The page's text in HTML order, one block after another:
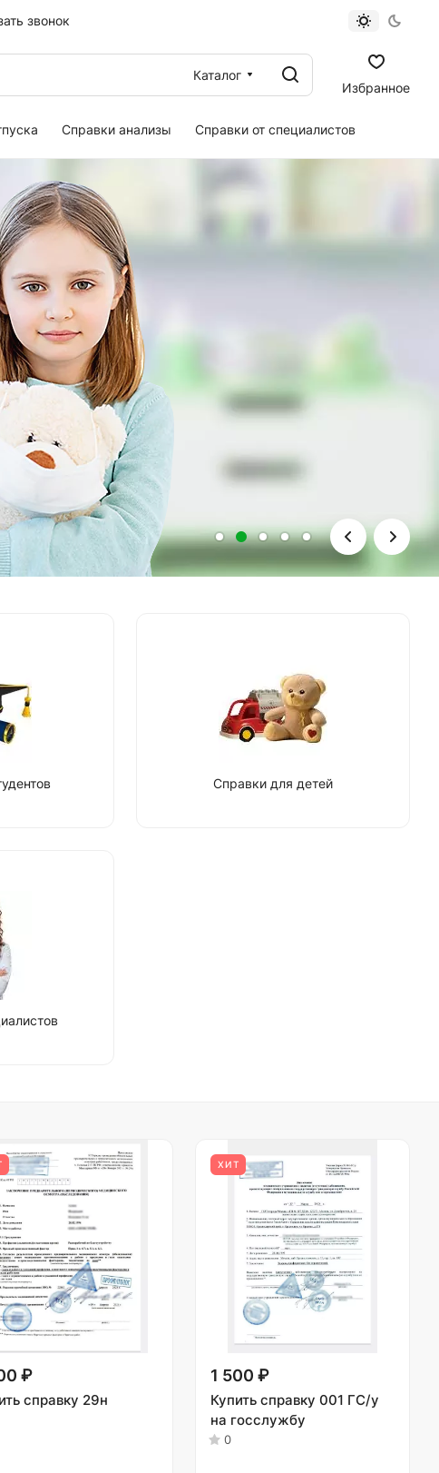
звонок
Каталог
Избранное
Справки анализы Справки от специалистов
Справки для детей
₽
справку 29н
ХИТ
1 500 ₽
Купить справку 001 ГС/у
на госслужбу
0